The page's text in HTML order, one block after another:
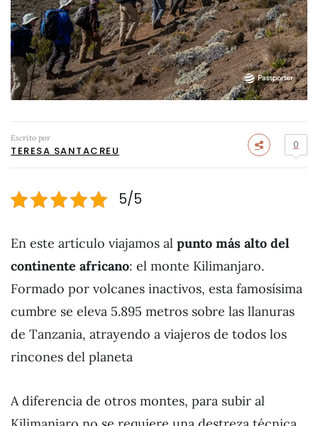
Escrito por
TERESA SANTACREU 0
5/5
En este artículo viajamos al punto más alto del
continente africano: el monte Kilimanjaro.
Formado por volcanes inactivos, esta famosísima
cumbre se eleva 5.895 metros sobre las llanuras
de Tanzania, atrayendo a viajeros de todos los
rincones del planeta
A diferencia de otros montes, para subir al